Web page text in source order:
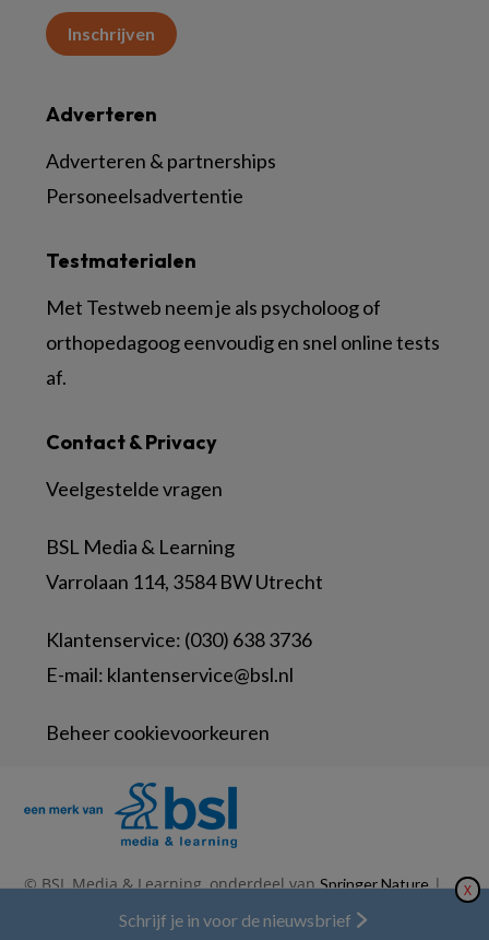
Inschrijven
Contact & Privacy
Veelgestelde vragen
BSL Media & Learning
Varrolaan 114, 3584 BW Utrecht
Klantenservice: (030) 638 3736
E-mail: klantenservice@bsl.nl
Beheer cookievoorkeuren
Testmaterialen
Met Testweb neem je als psycholoog of
orthopedagoog eenvoudig en snel online tests
af.
Adverteren
Adverteren & partnerships
Personeelsadvertentie
© BSL Media & Learning, onderdeel vanSpringer Nature| X
Schrijf je in voor de nieuwsbrief
Nieuwsbrief Abonneren